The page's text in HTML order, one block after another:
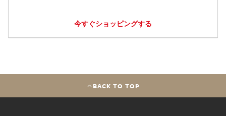
今すぐショッピングする
BACK TO TOP